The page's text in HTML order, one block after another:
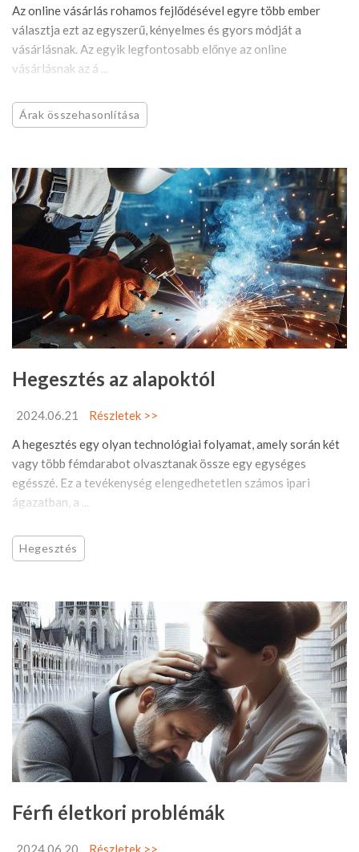
Az online vásárlás rohamos fejlődésével egyre több ember
választja ezt az egyszerű, kényelmes és gyors módját a
vásárlásnak. Az egyik legfontosabb előnye az online
vásárlásnak az á ...
Árak összehasonlítása
Hegesztés az alapoktól
2024.06.21
Részletek >>
A hegesztés egy olyan technológiai folyamat, amely során két
vagy több fémdarabot olvasztanak össze egy egységes
egésszé. Ez a tevékenység elengedhetetlen számos ipari
ágazatban, a ...
Hegesztés
Férfi életkori problémák
2024.06.20 Részletek >>